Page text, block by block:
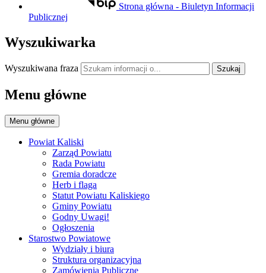
Strona główna - Biuletyn Informacji
Publicznej
Wyszukiwarka
Wyszukiwana fraza Szukaj
Menu główne
Menu główne
Powiat Kaliski
Zarząd Powiatu
Rada Powiatu
Gremia doradcze
Herb i flaga
Statut Powiatu Kaliskiego
Gminy Powiatu
Godny Uwagi!
Ogłoszenia
Starostwo Powiatowe
Wydziały i biura
Struktura organizacyjna
Zamówienia Publiczne